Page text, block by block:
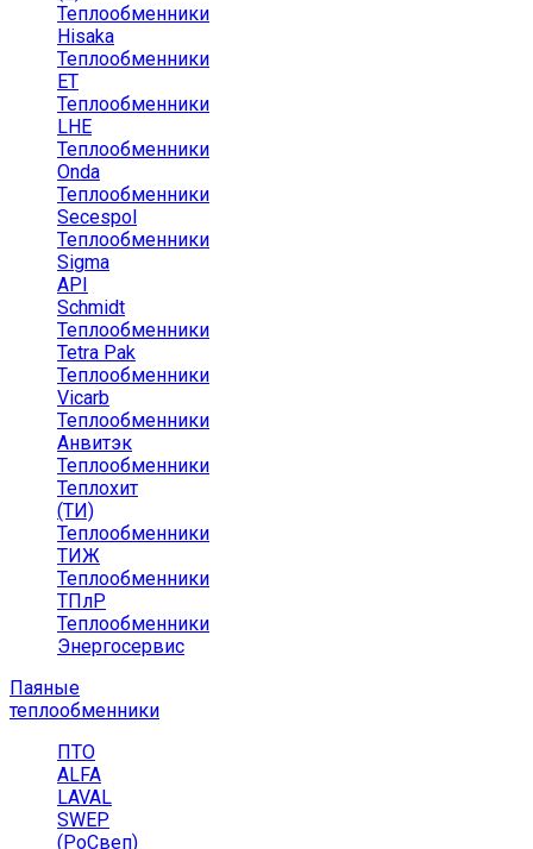
Теплообменники
Hisaka
Теплообменники
ЕТ
Теплообменники
LHE
Теплообменники
Onda
Теплообменники
Secespol
Теплообменники
Sigma
API
Schmidt
Теплообменники
Tetra Pak
Теплообменники
Vicarb
Теплообменники
Анвитэк
Теплообменники
Теплохит
(ТИ)
Теплообменники
ТИЖ
Теплообменники
ТПлР
Теплообменники
Энергосервис
Паяные
теплообменники
ПТО
ALFA
LAVAL
SWEP
(РоСвеп)